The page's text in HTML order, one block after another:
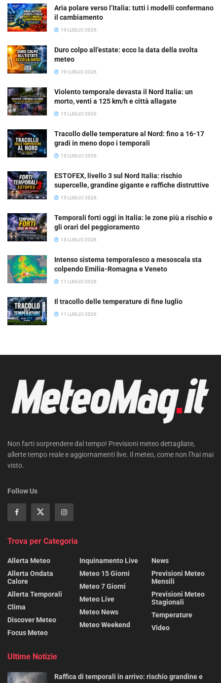
Aria polare verso l’Italia: tutti i modelli confermano
il cambiamento
19 LUGLIO 2026
Duro colpo all’estate: ecco la data della svolta
meteo
19 LUGLIO 2026
Violento temporale devasta il Nord Italia: un
morto, venti a 125 km/h e città allagate
15 LUGLIO 2026
Tracollo delle temperature al Nord: fino a 16-17
gradi in meno dopo i temporali
15 LUGLIO 2026
ESTOFEX, livello 3 sul Nord Italia: rischio
supercelle, grandine gigante e raffiche distruttive
15 LUGLIO 2026
Temporali forti oggi in Italia: le zone più a rischio e
gli orari del peggioramento
15 LUGLIO 2026
Intenso sistema temporalesco a mesoscala sta
colpendo Emilia-Romagna e Veneto
11 LUGLIO 2026
Il tracollo delle temperature di fine luglio
11 LUGLIO 2026
Non farti sorprendere dal tempo! Previsioni meteo dettagliate,
allerte tempo reale e aggiornamenti live. Il meteo, come non l’hai mai
visto.
Follow Us
Trova per Categoria
Allerta Meteo
Allerta Ondata
Calore
Allerta Temporali
Clima
Discover Meteo
Focus Meteo
Inquinamento Live
Meteo 15 Giorni
Meteo 7 Giorni
Meteo Live
Meteo News
Meteo Weekend
News
Previsioni Meteo
Mensili
Previsioni Meteo
Stagionali
Temperature
Video
Ultime Notizie
Raffica di temporali in arrivo: rischio grandine e